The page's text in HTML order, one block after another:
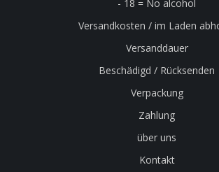
- 18 = No alcohol
Versandkosten / im Laden
Versanddauer
Beschädigd / Rücksenden
Verpackung
Zahlung
über uns
Kontakt